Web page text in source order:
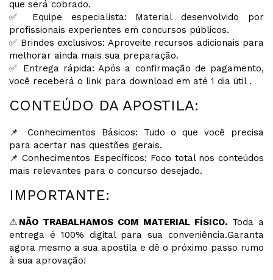
que será cobrado.
✅ Equipe especialista: Material desenvolvido por
profissionais experientes em concursos públicos.
✅ Brindes exclusivos: Aproveite recursos adicionais para
melhorar ainda mais sua preparação.
✅ Entrega rápida: Após a confirmação de pagamento,
você receberá o link para download em até 1 dia útil .
CONTEÚDO DA APOSTILA:
📌 Conhecimentos Básicos: Tudo o que você precisa
para acertar nas questões gerais.
📌 Conhecimentos Específicos: Foco total nos conteúdos
mais relevantes para o concurso desejado.
IMPORTANTE:
⚠ NÃO TRABALHAMOS COM MATERIAL FÍSICO. Toda a
entrega é 100% digital para sua conveniência.Garanta
agora mesmo a sua apostila e dê o próximo passo rumo
à sua aprovação!